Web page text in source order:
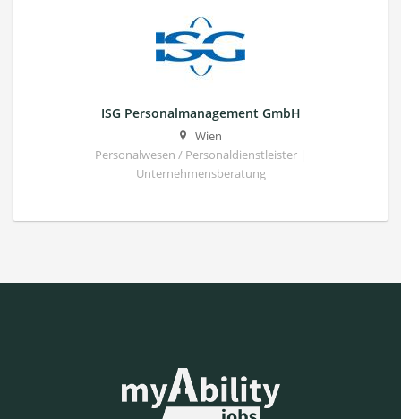
ISG Personalmanagement GmbH
Wien
Personalwesen / Personaldienstleister |
Unternehmensberatung